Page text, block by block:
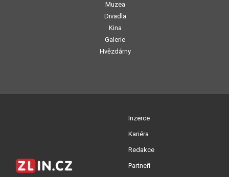
Muzea
Divadla
Kina
Galerie
Hvězdárny
Inzerce
Kariéra
Redakce
Partneři